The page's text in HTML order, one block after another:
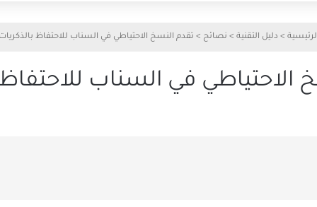
> دليل التقنية > نصائح > تقدم النسخ الاحتياطي في السناب للاحتفاظ بالذكريات
الاحتياطي في السناب للاحتفاظ